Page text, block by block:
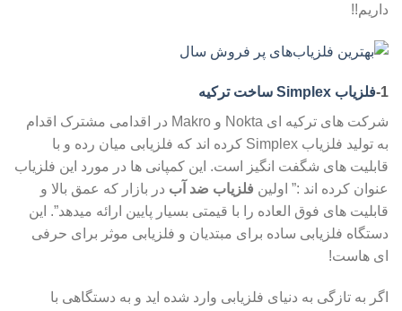
داریم!!
1- فلزیاب Simplex ساخت ترکیه
شرکت های ترکیه ای Nokta و Makro در اقدامی مشترک اقدام
به تولید فلزیاب Simplex کرده اند که فلزیابی میان رده و با
قابلیت های شگفت انگیز است. این کمپانی ها در مورد این فلزیاب
عنوان کرده اند :” اولین فلزیاب ضد آب در بازار که عمق بالا و
قابلیت های فوق العاده را با قیمتی بسیار پایین ارائه میدهد”. این
دستگاه فلزیابی ساده برای مبتدیان و فلزیابی موثر برای حرفی
ای هاست!
اگر به تازگی به دنیای فلزیابی وارد شده اید و به دستگاهی با